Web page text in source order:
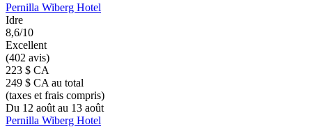
Pernilla Wiberg Hotel
Idre
8,6/10
Excellent
(402 avis)
223 $ CA
249 $ CA au total
(taxes et frais compris)
Du 12 août au 13 août
Pernilla Wiberg Hotel